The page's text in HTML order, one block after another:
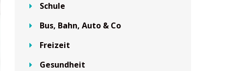
Schule
Bus, Bahn, Auto & Co
Freizeit
Gesundheit